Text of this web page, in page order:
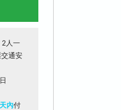
2人一
通安
內付